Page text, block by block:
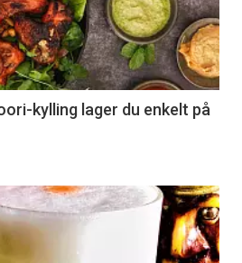
kylling lager du enkelt på